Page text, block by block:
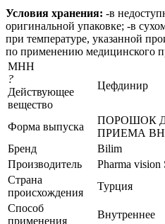
Условия хранения: -в
оригинальной упаковке; -в
при температуре, указанной
по применению медицинского
МНН
?
Действующее
вещество
Цефдинир
Форма выпуска
ПОРОШОК
ПРИЕМА
Бренд
Bilim
Производитель
Pharma vision
Страна
происхождения
Турция
Способ
применения
Внутреннее